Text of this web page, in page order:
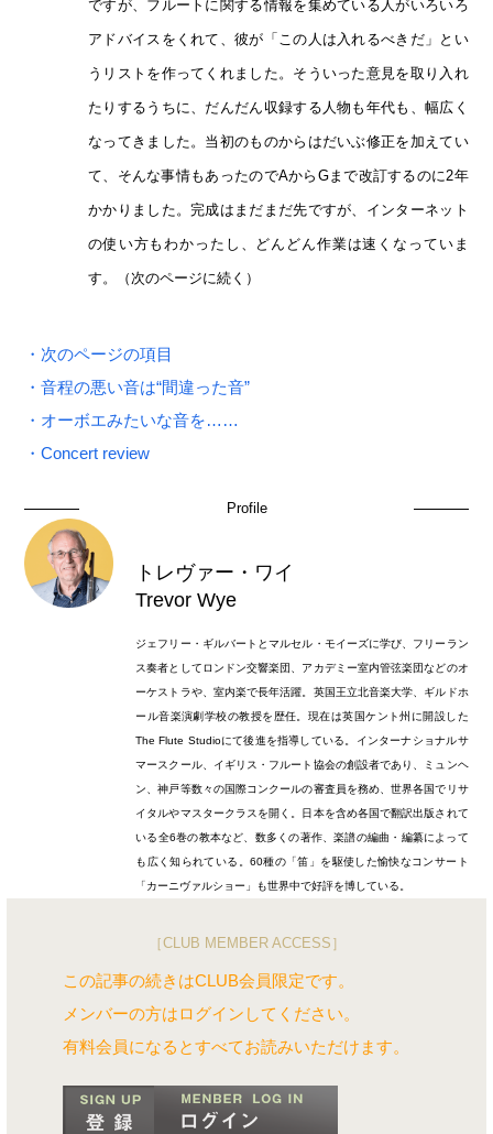
ですが、フルートに関する情報を集めている人がいろいろ
アドバイスをくれて、彼が「この人は入れるべきだ」とい
うリストを作ってくれました。そういった意見を取り入れ
たりするうちに、だんだん収録する人物も年代も、幅広く
なってきました。当初のものからはだいぶ修正を加えてい
て、そんな事情もあったのでAからGまで改訂するのに2年
かかりました。完成はまだまだ先ですが、インターネット
の使い方もわかったし、どんどん作業は速くなっていま
す。（次のページに続く）
・次のページの項目
・音程の悪い音は“間違った音”
・オーボエみたいな音を……
・Concert review
Profile
トレヴァー・ワイ
Trevor Wye
ジェフリー・ギルバートとマルセル・モイーズに学び、フリーラン
ス奏者としてロンドン交響楽団、アカデミー室内管弦楽団などのオ
ーケストラや、室内楽で長年活躍。英国王立北音楽大学、ギルドホ
ール音楽演劇学校の教授を歴任。現在は英国ケント州に開設した
The Flute Studioにて後進を指導している。インターナショナルサ
マースクール、イギリス・フルート協会の創設者であり、ミュンヘ
ン、神戸等数々の国際コンクールの審査員を務め、世界各国でリサ
イタルやマスタークラスを開く。日本を含め各国で翻訳出版されて
いる全6巻の教本など、数多くの著作、楽譜の編曲・編纂によって
も広く知られている。60種の「笛」を駆使した愉快なコンサート
「カーニヴァルショー」も世界中で好評を博している。
［CLUB MEMBER ACCESS］
この記事の続きはCLUB会員限定です。
メンバーの方はログインしてください。
有料会員になるとすべてお読みいただけます。